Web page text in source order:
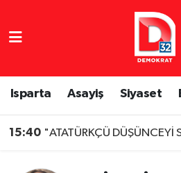
Isparta Asayiş Siyaset
15:40 "ATATÜRKÇÜ DÜŞÜNCEYİ
Isparta Nöbetçi Eczaneler
Isparta Hava Durumu
Isparta Namaz Vakitleri